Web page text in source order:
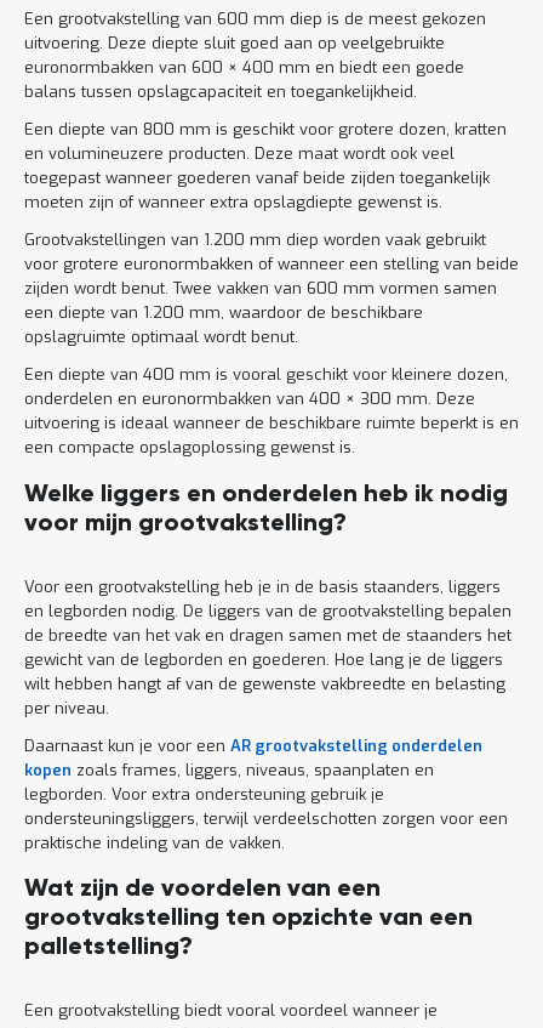
Een grootvakstelling van 600 mm diep is de meest gekozen
uitvoering. Deze diepte sluit goed aan op veelgebruikte
euronormbakken van 600 × 400 mm en biedt een goede
balans tussen opslagcapaciteit en toegankelijkheid.
Een diepte van 800 mm is geschikt voor grotere dozen, kratten
en volumineuzere producten. Deze maat wordt ook veel
toegepast wanneer goederen vanaf beide zijden toegankelijk
moeten zijn of wanneer extra opslagdiepte gewenst is.
Grootvakstellingen van 1.200 mm diep worden vaak gebruikt
voor grotere euronormbakken of wanneer een stelling van beide
zijden wordt benut. Twee vakken van 600 mm vormen samen
een diepte van 1.200 mm, waardoor de beschikbare
opslagruimte optimaal wordt benut.
Een diepte van 400 mm is vooral geschikt voor kleinere dozen,
onderdelen en euronormbakken van 400 × 300 mm. Deze
uitvoering is ideaal wanneer de beschikbare ruimte beperkt is en
een compacte opslagoplossing gewenst is.
Welke liggers en onderdelen heb ik nodig
voor mijn grootvakstelling?
Voor een grootvakstelling heb je in de basis staanders, liggers
en legborden nodig. De liggers van de grootvakstelling bepalen
de breedte van het vak en dragen samen met de staanders het
gewicht van de legborden en goederen. Hoe lang je de liggers
wilt hebben hangt af van de gewenste vakbreedte en belasting
per niveau.
Daarnaast kun je voor een AR grootvakstelling onderdelen
kopen zoals frames, liggers, niveaus, spaanplaten en
legborden. Voor extra ondersteuning gebruik je
ondersteuningsliggers, terwijl verdeelschotten zorgen voor een
praktische indeling van de vakken.
Wat zijn de voordelen van een
grootvakstelling ten opzichte van een
palletstelling?
Een grootvakstelling biedt vooral voordeel wanneer je